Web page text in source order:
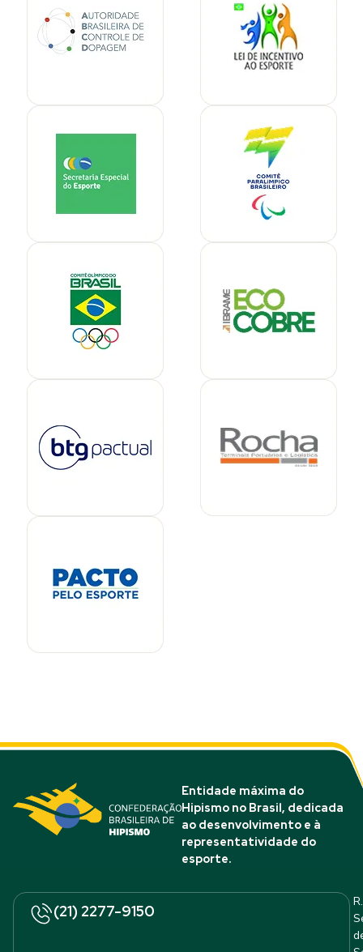
Entidade máxima do
Hipismo no Brasil, dedicada
ao desenvolvimento e à
representatividade do
esporte.
(21) 2277-9150
R.